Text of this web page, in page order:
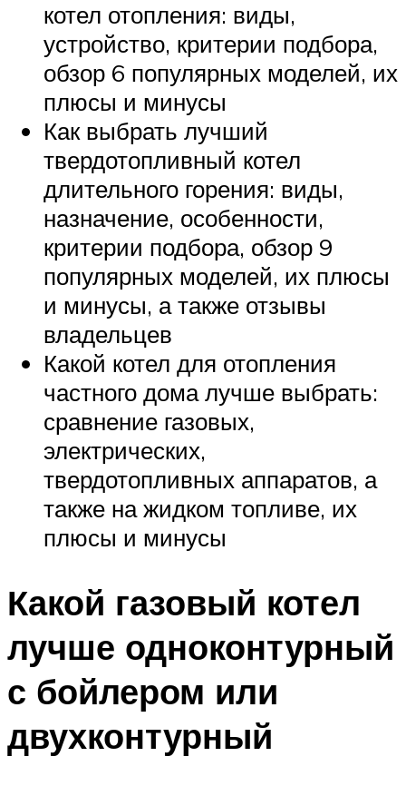
котел отопления: виды,
устройство, критерии подбора,
обзор 6 популярных моделей, их
плюсы и минусы
Как выбрать лучший
твердотопливный котел
длительного горения: виды,
назначение, особенности,
критерии подбора, обзор 9
популярных моделей, их плюсы
и минусы, а также отзывы
владельцев
Какой котел для отопления
частного дома лучше выбрать:
сравнение газовых,
электрических,
твердотопливных аппаратов, а
также на жидком топливе, их
плюсы и минусы
Какой газовый котел
лучше одноконтурный
с бойлером или
двухконтурный